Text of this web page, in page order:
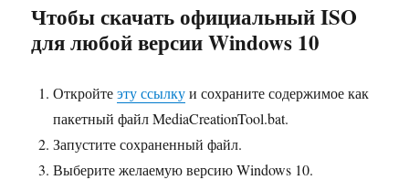
Чтобы скачать официальный ISO
для любой версии Windows 10
Откройтеэту ссылкуи сохраните содержимое как
пакетный файл MediaCreationTool.bat.
Запустите сохраненный файл.
Выберите желаемую версию Windows 10.